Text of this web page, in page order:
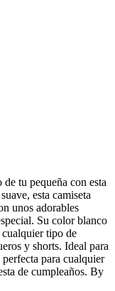
tu pequeña con esta
esta camiseta
unos adorables
Su color blanco
tipo de
y shorts. Ideal para
perfecta para cualquier
de cumpleaños. By